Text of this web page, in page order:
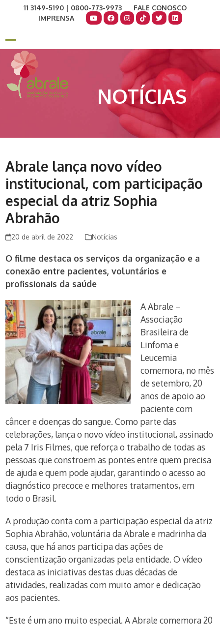
11 3149-5190 | 0800-773-9973
FALE CONOSCO
IMPRENSA
Open
mobile
menu
Close
mobile
menu
NOTÍCIAS
Abrale lança novo vídeo
institucional, com participação
especial da atriz Sophia
Abrahão
20 de abril de 2022 Notícias
O filme destaca os serviços da organização e a
conexão entre pacientes, voluntários e
profissionais da saúde
A Abrale –
Associação
Brasileira de
Linfoma e
Leucemia
comemora, no mês
de setembro, 20
anos de apoio ao
paciente com
câncer e doenças do sangue. Como parte das
celebrações, lança o novo vídeo institucional, assinado
pela 7 Iris Filmes, que reforça o trabalho de todas as
pessoas que constroem as pontes entre quem precisa
de ajuda e quem pode ajudar, garantindo o acesso ao
diagnóstico precoce e melhores tratamentos, em
todo o Brasil.
A produção conta com a participação especial da atriz
Sophia Abrahão, voluntária da Abrale e madrinha da
causa, que há anos participa das ações de
conscientização organizadas pela entidade. O vídeo
destaca as iniciativas destas duas décadas de
atividades, realizadas com muito amor e dedicação
aos pacientes.
“Este é um ano muito especial. A Abrale comemora 20